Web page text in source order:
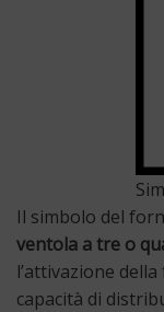
Il simbolo del
ventola a tre o
l’attivazione
capacità di